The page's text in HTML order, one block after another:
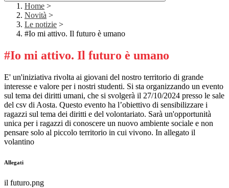
Home >
Novità >
Le notizie >
#Io mi attivo. Il futuro è umano
#Io mi attivo. Il futuro è umano
E' un'iniziativa rivolta ai giovani del nostro territorio di grande
interesse e valore per i nostri studenti. Si sta organizzando un evento
sul tema dei diritti umani, che si svolgerà il 27/10/2024 presso le sale
del csv di Aosta. Questo evento ha l’obiettivo di sensibilizzare i
ragazzi sul tema dei diritti e del volontariato. Sarà un'opportunità
unica per i ragazzi di conoscere un nuovo ambiente sociale e non
pensare solo al piccolo territorio in cui vivono. In allegato il
volantino
Allegati
il futuro.png